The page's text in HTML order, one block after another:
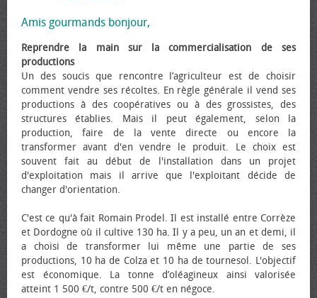
Amis gourmands bonjour,
Reprendre la main sur la commercialisation de ses
productions
Un des soucis que rencontre l’agriculteur est de choisir
comment vendre ses récoltes. En règle générale il vend ses
productions à des coopératives ou à des grossistes, des
structures établies. Mais il peut également, selon la
production, faire de la vente directe ou encore la
transformer avant d'en vendre le produit. Le choix est
souvent fait au début de l'installation dans un projet
d'exploitation mais il arrive que l'exploitant décide de
changer d'orientation.
C'est ce qu'à fait Romain Prodel. Il est installé entre Corrèze
et Dordogne où il cultive 130 ha. Il y a peu, un an et demi, il
a choisi de transformer lui même une partie de ses
productions, 10 ha de Colza et 10 ha de tournesol. L'objectif
est économique. La tonne d’oléagineux ainsi valorisée
atteint 1 500 €/t, contre 500 €/t en négoce.